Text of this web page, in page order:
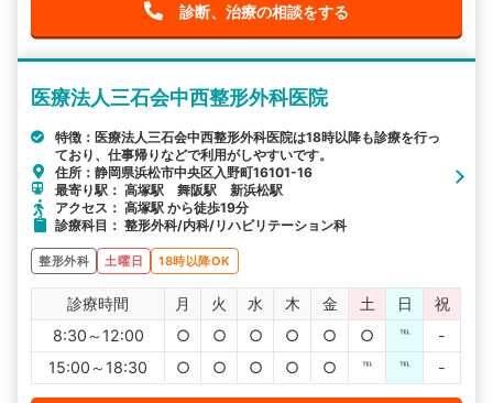
診断、治療の相談をする
医療法人三石会中西整形外科医院
特徴：医療法人三石会中西整形外科医院は18時以降も診療を行っ
ており、仕事帰りなどで利用がしやすいです。
住所：静岡県浜松市中央区入野町16101-16
最寄り駅： 高塚駅 舞阪駅 新浜松駅
アクセス： 高塚駅 から徒歩19分
診療科目： 整形外科/内科/リハビリテーション科
整形外科 土曜日 18時以降OK
診療時間 月 火 水 木 金 土 日
祝
8:30～12:00
○ ○ ○ ○ ○ ○ ℡
-
15:00～18:30
○ ○ ○ ○ ○ ℡ ℡ -